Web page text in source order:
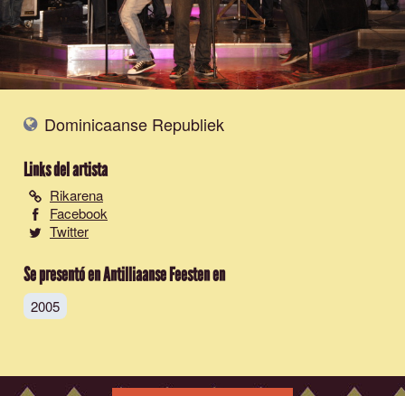
Dominicaanse Republiek
Links del artista
Rikarena
Facebook
Twitter
Se presentó en Antilliaanse Feesten en
2005